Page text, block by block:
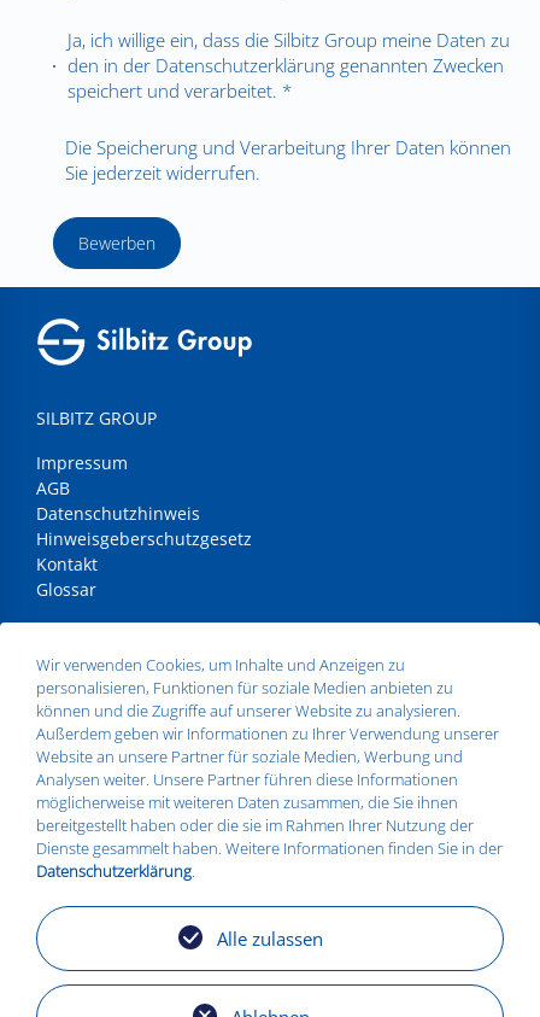
Ja, ich willige ein, dass die Silbitz Group meine Daten zu
den in der Datenschutzerklärunggenannten Zwecken
speichert und verarbeitet. *
Die Speicherung und Verarbeitung Ihrer Daten können
Sie jederzeit widerrufen.
Bewerben
SILBITZ GROUP
Impressum
AGB
Datenschutzhinweis
Hinweisgeberschutzgesetz
Kontakt
Glossar
ANSCHRIFT
Silbitz Group GmbH
Dr.- Maruschky - Straße 2
07613 Silbitz
Telefon:+49 36693 579010
E-Mail:info@silbitz-group.com
STANDORTE
Silbitz
Zeitz
Košice
Torgelow
Wir verwenden Cookies, um Inhalte und Anzeigen zu
personalisieren, Funktionen für soziale Medien anbieten zu
können und die Zugriffe auf unserer Website zu analysieren.
Außerdem geben wir Informationen zu Ihrer Verwendung unserer
Website an unsere Partner für soziale Medien, Werbung und
Analysen weiter. Unsere Partner führen diese Informationen
möglicherweise mit weiteren Daten zusammen, die Sie ihnen
bereitgestellt haben oder die sie im Rahmen Ihrer Nutzung der
Dienste gesammelt haben. Weitere Informationen finden Sie in der
Datenschutzerklärung.
Alle zulassen